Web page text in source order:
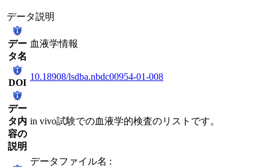
データ説明
デー
タ名
血液学情報
DOI
10.18908/lsdba.nbdc00954-01-008
デー
タ内
容の
説明
in vivo試験での血液学的検査のリストです。
データファイル名 :